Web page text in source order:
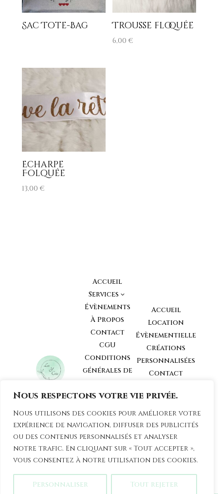
Nous respectons votre vie privée.
Nous utilisons des cookies pour améliorer votre
expérience de navigation, diffuser des publicités
ou des contenus personnalisés et analyser
notre trafic. En cliquant sur « Tout accepter »,
vous consentez à notre utilisation des cookies.
Personnaliser Tout rejeter
Sac Tote-Bag Trousse floquée
6,00€
Echarpe
Folquée
13,00€
Accueil
Services 3
Évènements
À Propos
Contact
CGU
Conditions
générales de
Conditions
Location
Mobilier et
déCoration
Accueil
Location
Évènementielle
Créations
Personnalisées
Contact
Loc y Créa
81210
Roquecourbe,
Tarn